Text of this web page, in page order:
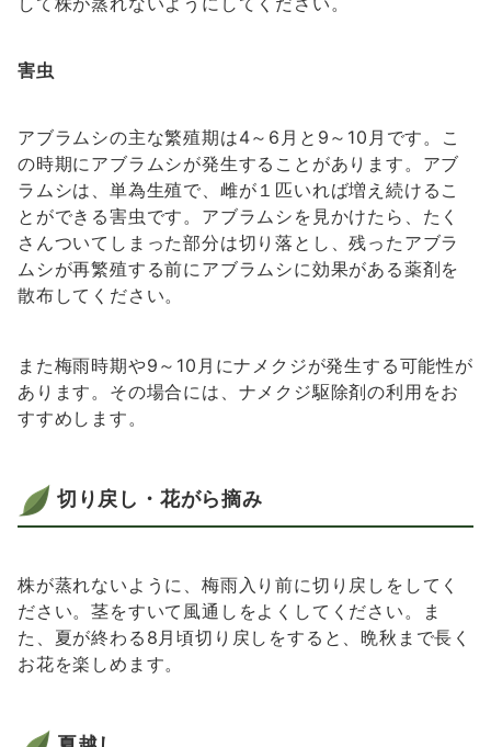
害虫
アブラムシの主な繁殖期は4～6月と9～10月です。こ
の時期にアブラムシが発生することがあります。アブ
ラムシは、単為生殖で、雌が１匹いれば増え続けるこ
とができる害虫です。アブラムシを見かけたら、たく
さんついてしまった部分は切り落とし、残ったアブラ
ムシが再繁殖する前にアブラムシに効果がある薬剤を
散布してください。
また梅雨時期や9～10月にナメクジが発生する可能性が
あります。その場合には、ナメクジ駆除剤の利用をお
すすめします。
切り戻し・花がら摘み
株が蒸れないように、梅雨入り前に切り戻しをしてく
ださい。茎をすいて風通しをよくしてください。ま
た、夏が終わる8月頃切り戻しをすると、晩秋まで長く
お花を楽しめます。